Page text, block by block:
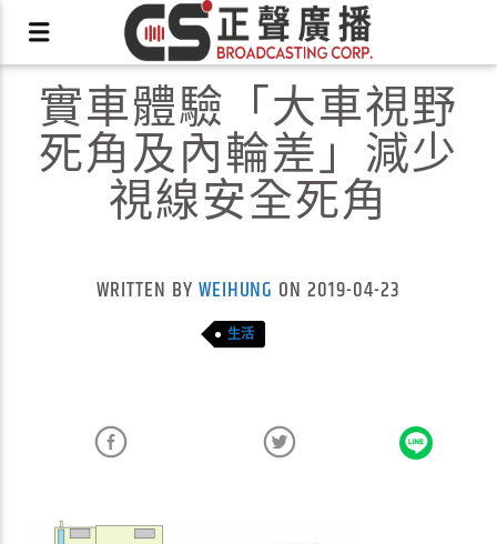
實車體驗「大車視野
死角及內輪差」減少
視線安全死角
WRITTEN BY WEIHUNG ON 2019-04-23
生活